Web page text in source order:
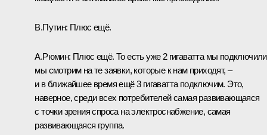
В.Путин: Плюс ещё.
А.Рюмин: Плюс ещё. То есть уже 2 гигаватта мы
мы смотрим на те заявки, которые к нам приходят, –
и в ближайшее время ещё 3 гигаватта подключим. Это,
наверное, среди всех потребителей самая развивающаяся
с точки зрения спроса на электроснабжение, самая
развивающаяся группа.